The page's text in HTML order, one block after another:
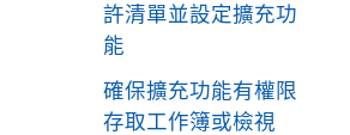
許清單並設定擴充功
能
確保擴充功能有權限
存取工作簿或檢視